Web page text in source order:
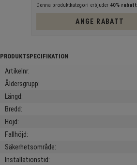
Denna produktkategori erbjuder 40% rabatt
ANGE RABATT
Artikelnr
Åldersgrupp
Längd
Bredd
Höjd
Fallhöjd
Säkerhetsområde
Installationstid